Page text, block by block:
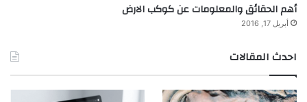
أهم الحقائق والمعلومات عن كوكب الارض
أبريل 17, 2016
احدث المقالات